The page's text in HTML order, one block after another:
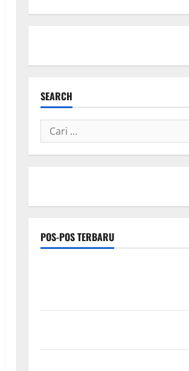
SEARCH
Cari
untuk:
POS-POS TERBARU